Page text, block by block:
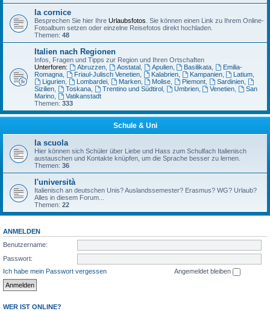
la cornice
Besprechen Sie hier Ihre Urlaubsfotos . Sie können einen Link zu Ihrem Online-
Fotoalbum setzen oder einzelne Reisefotos direkt hochladen.
Themen: 48
Italien nach Regionen
Infos, Fragen und Tipps zur Region und Ihren Ortschaften
Unterforen:
Abruzzen, Aostatal, Apulien, Basilikata
Emilia-
Romagna
Friaul-Julisch Venetien, Kalabrien, Kampanien, Latium
Ligurien, Lombardei, Marken, Molise Piemont Sardinien
Sizilien
Toskana, Trentino und Südtirol, Umbrien, Venetien
San
Marino
Vatikanstadt
Themen: 333
Schule & Uni
la scuola
Hier können sich Schüler über Liebe und Hass zum Schulfach Italienisch
austauschen und Kontakte knüpfen, um die Sprache besser zu lernen.
Themen: 36
l'università
Italienisch an deutschen Unis? Auslandssemester? Erasmus? WG? Urlaub?
Alles in diesem Forum...
Themen: 22
ANMELDEN
Benutzername:
Passwort:
Ich habe mein Passwort vergessen
Angemeldet bleiben
WER IST ONLINE?